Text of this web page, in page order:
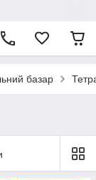
базар